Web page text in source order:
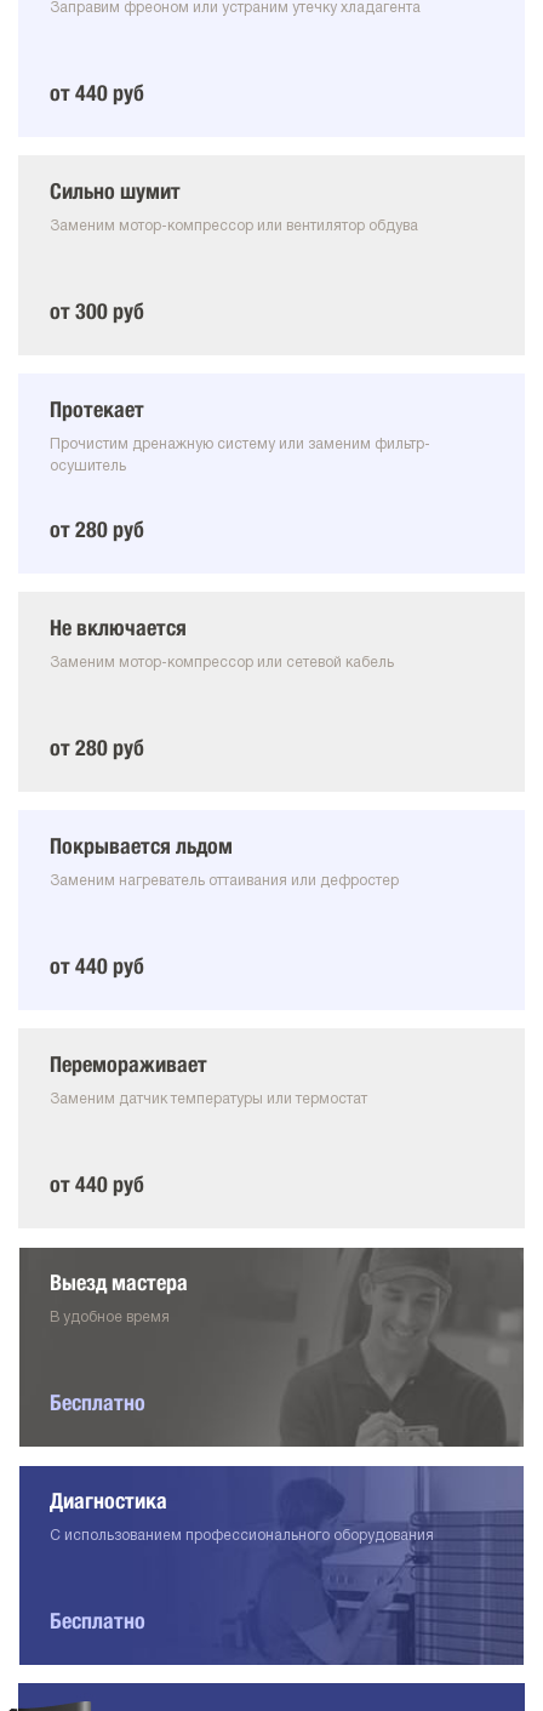
Заправим фреоном или устраним утечку хладагента
от 440 руб
Сильно шумит
Заменим мотор-компрессор или вентилятор обдува
от 300 руб
Протекает
Прочистим дренажную систему или заменим фильтр-
осушитель
от 280 руб
Не включается
Заменим мотор-компрессор или сетевой кабель
от 280 руб
Покрывается льдом
Заменим нагреватель оттаивания или дефростер
от 440 руб
Перемораживает
Заменим датчик температуры или термостат
от 440 руб
Выезд мастера
В удобное время
Бесплатно
Диагностика
С использованием профессионального оборудования
Бесплатно